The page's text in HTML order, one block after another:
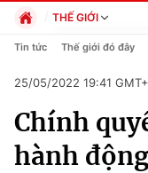
Chuyên mục
Chính trị
THẾ GIỚI
Chính trị
Pháp luật
Kinh tế
Thể thao
Truyền hình
Tin tức Thế giới đó đây
25/05/2022 19:41
Chính
hành